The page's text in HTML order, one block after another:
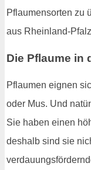
Pflaumensorten zu
aus Rheinland-
Die Pflaume in
Pflaumen eignen
oder Mus. Und
Sie haben einen
deshalb sind sie